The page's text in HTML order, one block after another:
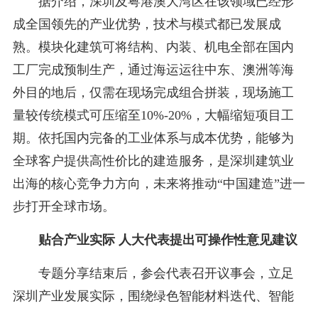
成全国领先的产业优势，技术与模式都已发展成
熟。模块化建筑可将结构、内装、机电全部在国内
工厂完成预制生产，通过海运运往中东、澳洲等海
外目的地后，仅需在现场完成组合拼装，现场施工
量较传统模式可压缩至10%-20%，大幅缩短项目工
期。依托国内完备的工业体系与成本优势，能够为
全球客户提供高性价比的建造服务，是深圳建筑业
出海的核心竞争力方向，未来将推动“中国建造”进一
步打开全球市场。
贴合产业实际 人大代表提出可操作性意见建议
专题分享结束后，参会代表召开议事会，立足
深圳产业发展实际，围绕绿色智能材料迭代、智能